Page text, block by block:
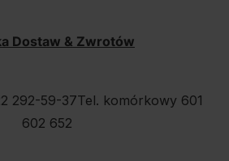
Dostaw & Zwrotów
292-59-37Tel. komórkowy 601
602 652